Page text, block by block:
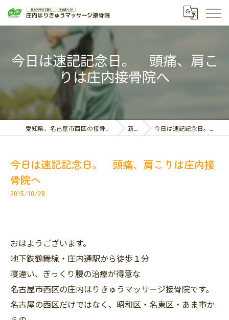
今日は速記記念日。 頭痛、肩こ
りは庄内接骨院へ
新着情報 今日は速記記念日。 頭痛、肩こりは庄内接骨院へ
今日は速記記念日。 頭痛、肩こりは庄内接
骨院へ
2015/10/28
おはようございます。
地下鉄鶴舞線・庄内通駅から徒歩１分
寝違い、ぎっくり腰の治療が得意な
名古屋市西区の庄内はりきゅうマッサージ接骨院です。
名古屋の西区だけではなく、昭和区・名東区・あま市か